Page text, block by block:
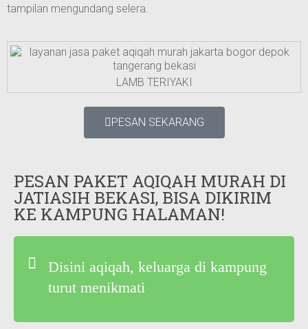
tampilan mengundang selera.
LAMB TERIYAKI
PESAN SEKARANG
PESAN PAKET AQIQAH MURAH DI
JATIASIH BEKASI, BISA DIKIRIM
KE KAMPUNG HALAMAN!
Disini aqiqah, keluarga di kampung
turut menikmati